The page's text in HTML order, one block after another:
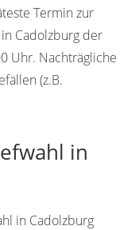
Termin zur
Cadolzburg der
Uhr. Nachträgliche
(z.B.
in
in Cadolzburg